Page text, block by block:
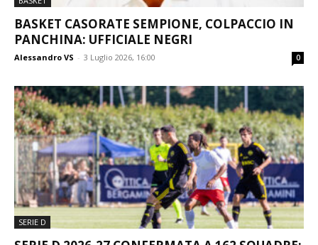
BASKET CASORATE SEMPIONE, COLPACCIO IN
PANCHINA: UFFICIALE NEGRI
Alessandro VS - 3 Luglio 2026, 16:00 0
SERIE D